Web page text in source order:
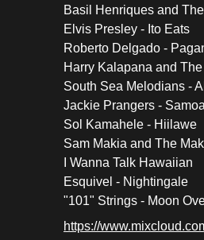
Basil Henriques and
Elvis Presley - Ito Eats
Roberto Delgado -
Harry Kalapana and
South Sea Melodians -
Jackie Prangers -
Sol Kamahele - Hiilawe
Sam Makia and The
I Wanna Talk Hawaiian
Esquivel - Nightingale
"101" Strings - Moon
https://